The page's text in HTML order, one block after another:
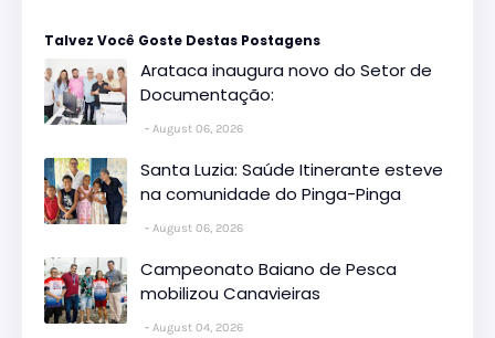
Talvez Você Goste Destas Postagens
Arataca inaugura novo do Setor de
Documentação:
August 06, 2026
Santa Luzia: Saúde Itinerante esteve
na comunidade do Pinga-Pinga
August 06, 2026
Campeonato Baiano de Pesca
mobilizou Canavieiras
August 04, 2026